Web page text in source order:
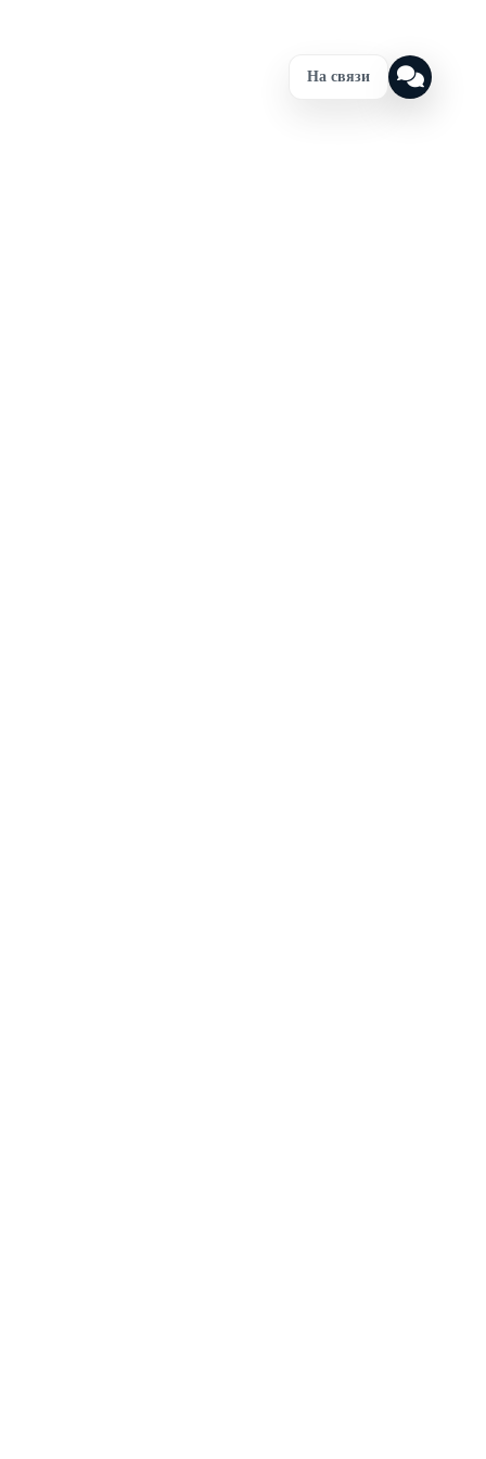
На связи